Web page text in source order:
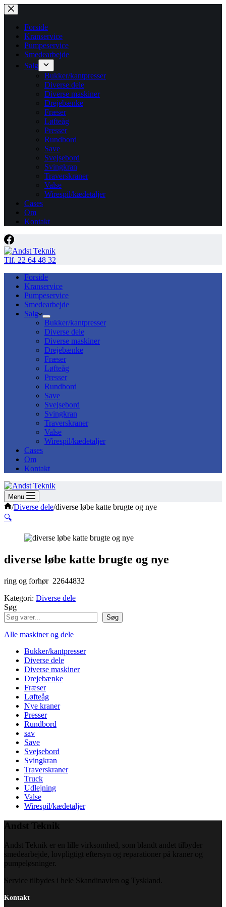
Fortsæt
til
indholdForside
Kranservice
Pumpeservice
Smedearbejde
Salg
Bukker/kantpresser
Diverse dele
Diverse maskiner
Drejebænke
Fræser
Løfteåg
Presser
Rundbord
Save
Svejsebord
Svingkran
Traverskraner
Valse
Wirespil/kædetaljer
Cases
Om
Kontakt
Tlf. 22 64 48 32
Forside
Kranservice
Pumpeservice
Smedearbejde
Salg
Bukker/kantpresser
Diverse dele
Diverse maskiner
Drejebænke
Fræser
Løfteåg
Presser
Rundbord
Save
Svejsebord
Svingkran
Traverskraner
Valse
Wirespil/kædetaljer
Cases
Om
Kontakt
Menu
Forside
/Diverse dele/diverse løbe katte brugte og nye
🔍
diverse løbe katte brugte og nye
ring og forhør 22644832
Kategori: Diverse dele
Søg
Søg
Alle maskiner og dele
Bukker/kantpresser
Diverse dele
Diverse maskiner
Drejebænke
Fræser
Løfteåg
Nye kraner
Presser
Rundbord
sav
Save
Svejsebord
Svingkran
Traverskraner
Truck
Udlejning
Valse
Wirespil/kædetaljer
Andst Teknik
Andst Teknik er en lille virksomhed, som blandt andet tilbyder
smedearbejde, lovpligtigt eftersyn og reparationer på kraner og
pumpeløsninger.
Service tilbydes i hele Skandinavien og Tyskland.
Kontakt